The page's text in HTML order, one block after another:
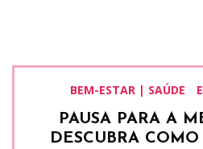
BEM-ESTAR | SAÚDE
PAUSA PARA A
DESCUBRA